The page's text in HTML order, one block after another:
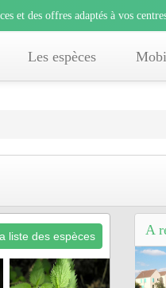
et des offres adaptés à vos
Les espèces
et des offres adaptés à vos
des offres adaptés à vos
liste des espèces A